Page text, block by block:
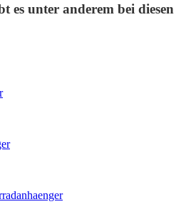
es unter anderem bei diesen